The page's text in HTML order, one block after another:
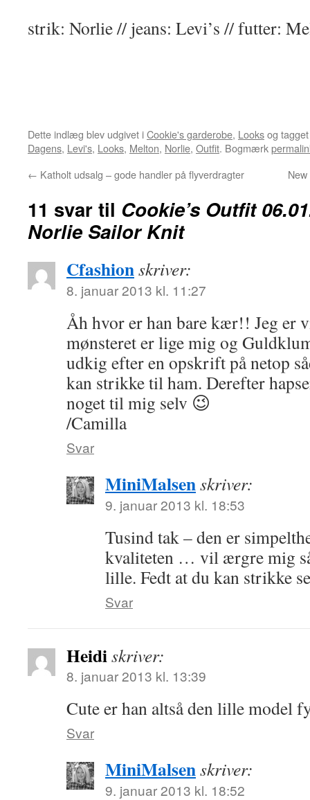
strik: Norlie // jeans: Levi’s // futter:
Dette indlæg blev udgivet iCookie's garderobe, Looksog
Dagens, Levi's, Looks, Melton, Norlie, Outfit. Bogmærk
← Katholt udsalg – gode handler på flyverdragter
11 svar til Cookie’s Outfit
Norlie Sailor Knit
Cfashionskriver:
8. januar 2013 kl. 11:27
Åh hvor er han bare kær!! Jeg er
mønsteret er lige mig og
udkig efter en opskrift på netop
kan strikke til ham. Derefter
noget til mig selv 😉
/Camilla
Svar
MiniMalsenskriver:
9. januar 2013 kl. 18:53
Tusind tak – den er
kvaliteten … vil ærgre mig
lille. Fedt at du kan strikke
Svar
Heidiskriver:
8. januar 2013 kl. 13:39
Cute er han altså den lille model
Svar
MiniMalsenskriver:
9. januar 2013 kl. 18:52